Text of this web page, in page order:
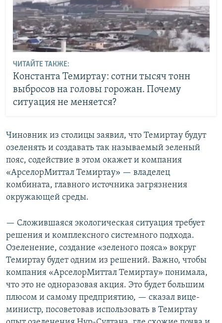
ЧИТАЙТЕ ТАКЖЕ:
Константа Темиртау: сотни тысяч тонн
выбросов на головы горожан. Почему
ситуация не меняется?
Чиновник из столицы заявил, что Темиртау будут
озеленять и создавать так называемый зеленый
пояс, содействие в этом окажет и компания
«АрселорМиттал Темиртау» — владелец
комбината, главного источника загрязнения
окружающей среды.
— Сложившаяся экологическая ситуация требует
решения и комплексного системного подхода.
Озеленение, создание «зеленого пояса» вокруг
Темиртау будет одним из решений. Важно, чтобы
компания «АрселорМиттал Темиртау» понимала,
что это не одноразовая акция. Это будет большим
плюсом и самому предприятию, — сказал вице-
министр, посоветовав использовать в Темиртау